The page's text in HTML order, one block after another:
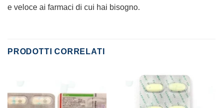
e veloce ai farmaci di cui hai bisogno.
PRODOTTI CORRELATI